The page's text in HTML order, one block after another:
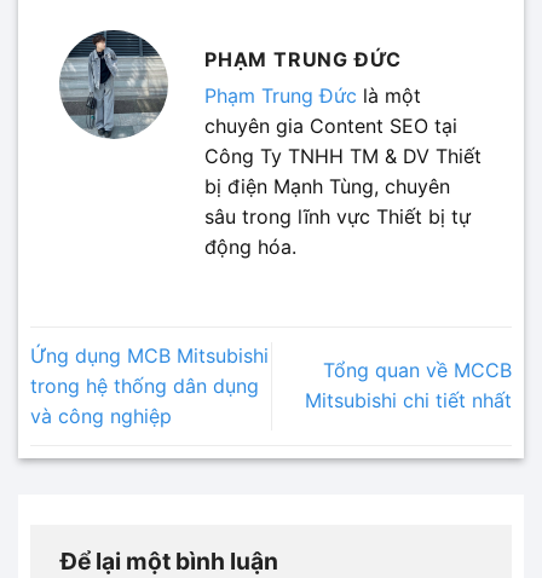
PHẠM TRUNG ĐỨC
Phạm Trung Đức là một
chuyên gia Content SEO tại
Công Ty TNHH TM & DV Thiết
bị điện Mạnh Tùng, chuyên
sâu trong lĩnh vực Thiết bị tự
động hóa.
Ứng dụng MCB Mitsubishi
trong hệ thống dân dụng
và công nghiệp
Tổng quan về MCCB
Mitsubishi chi tiết nhất
Để lại một bình luận